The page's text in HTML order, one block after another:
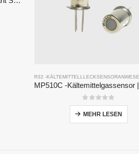
R32 -KÄLTEMITTELLLECKSENSOR
0Von 5
MEHR LESEN